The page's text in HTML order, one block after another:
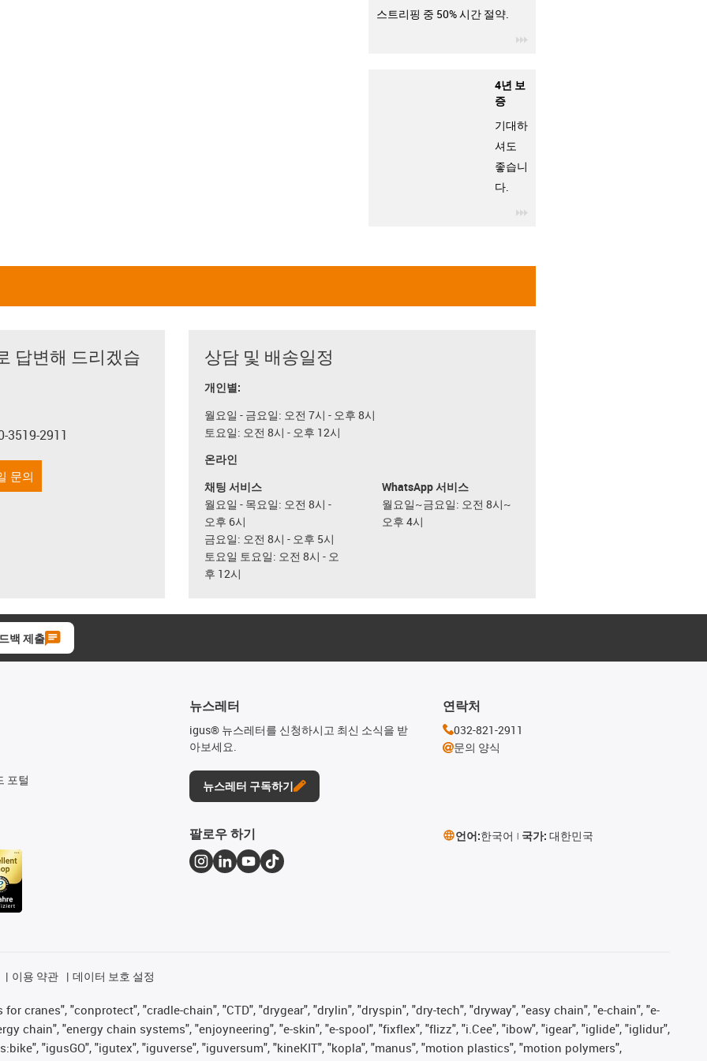
스트리핑 중 50% 시간 절약.
4년 보
증
기대하
셔도
좋습니
다.
답변해 드리겠습
phone
3519-2911
문의
상담 및 배송일정
개인별:
월요일 - 금요일: 오전 7시 - 오후 8시
토요일: 오전 8시 - 오후 12시
온라인
채팅 서비스
월요일 - 목요일: 오전 8시 -
오후 6시
금요일: 오전 8시 - 오후 5시
토요일 토요일: 오전 8시 - 오
후 12시
WhatsApp 서비스
월요일~금요일: 오전 8시~
오후 4시
백 제출
포털
뉴스레터
igus® 뉴스레터를 신청하시고 최신 소식을 받
아보세요.
뉴스레터 구독하기
연락처
032-821-2911
문의 양식
팔로우 하기 언어:한국어 국가: 대한민국
이용 약관 데이터 보호 설정
cranes", "conprotect", "cradle-chain", "CTD", "drygear", "drylin", "dryspin", "dry-tech", "dryway", "easy chain", "e-chain", "e-
chain", "energy chain systems", "enjoyneering", "e-skin", "e-spool", "fixflex", "flizz", "i.Cee", "ibow", "igear", "iglide", "iglidur",
"igusGO", "igutex", "iguverse", "iguversum", "kineKIT", "kopla", "manus", "motion plastics", "motion polymers",